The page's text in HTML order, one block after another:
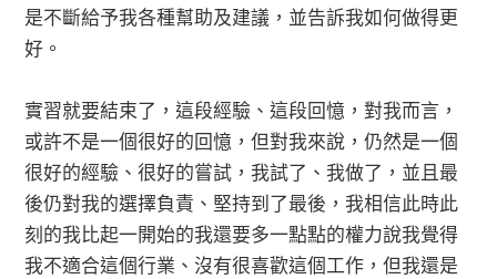
是不斷給予我各種幫助及建議，並告訴我如何做得更
好。
實習就要結束了，這段經驗、這段回憶，對我而言，
或許不是一個很好的回憶，但對我來說，仍然是一個
很好的經驗、很好的嘗試，我試了、我做了，並且最
後仍對我的選擇負責、堅持到了最後，我相信此時此
刻的我比起一開始的我還要多一點點的權力說我覺得
我不適合這個行業、沒有很喜歡這個工作，但我還是